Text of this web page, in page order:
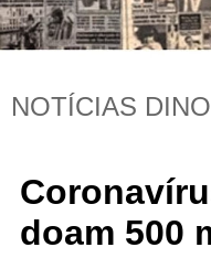
NOTÍCIAS DINO